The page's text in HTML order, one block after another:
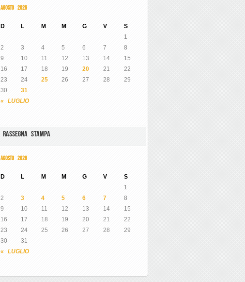
AGOSTO 2026
D L M M G V S
« LUGLIO
1
2
3 4 5 6 7
8
9
10 11 12 13 14
15
16
17 18 19 20 21
22
23
24 25 26 27 28
29
30
31
RASSEGNA STAMPA
AGOSTO 2026
D L M M G V S
« LUGLIO
1
2
3 4 5 6 7
8
9
10 11 12 13 14
15
16
17 18 19 20 21
22
23
24 25 26 27 28
29
30
31